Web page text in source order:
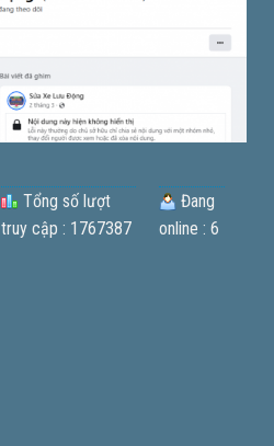
Tổng số lượt
truy cập : 1767387
Đang
online : 6